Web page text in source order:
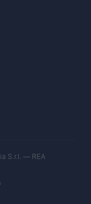
S.r.l. — REA